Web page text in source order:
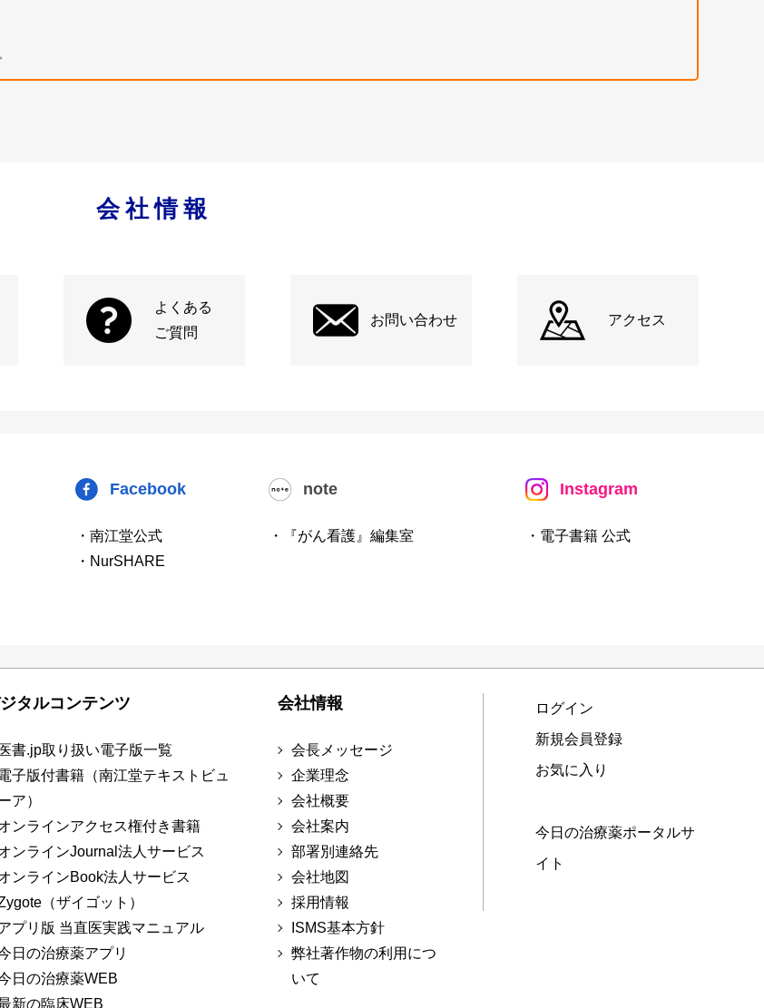
会社情報
よくある
ご質問
お問い合わせ アクセス
Facebook
・南江堂公式
・NurSHARE
note
・『がん看護』編集室
Instagram
・電子書籍 公式
タルコンテンツ
医書.jp取り扱い電子版一覧
子版付書籍（南江堂テキストビュ
ア）
ンラインアクセス権付き書籍
ンラインJournal法人サービス
ンラインBook法人サービス
（ザイゴット）
プリ版 当直医実践マニュアル
日の治療薬アプリ
日の治療薬WEB
新の臨床WEB
会社情報
会長メッセージ
企業理念
会社概要
会社案内
部署別連絡先
会社地図
採用情報
ISMS基本方針
弊社著作物の利用につ
いて
ログイン
新規会員登録
お気に入り
今日の治療薬ポータルサ
イト